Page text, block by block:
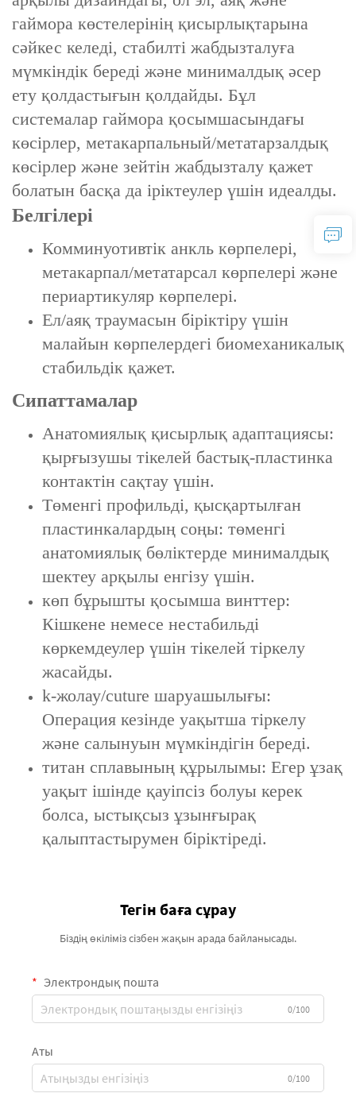
гаймора көстелерінің қисырлықтарына
сәйкес келеді, стабилті жабдызталуға
мүмкіндік береді және минималдық әсер
ету қолдастығын қолдайды. Бұл
системалар гаймора қосымшасындағы
көсірлер, метакарпальный/метатарзалдық
көсірлер және зейтін жабдызталу қажет
болатын басқа да іріктеулер үшін идеалды.
Белгілері
‌Комминуотивтік анкль көрпелері‌,
‌метакарпал/метатарсал көрпелері‌ және
‌периартикуляр көрпелері‌.
‌Ел/аяқ траумасын біріктіру‌ үшін
малайын көрпелердегі биомеханикалық
стабильдік қажет.
Сипаттамалар
‌Анатомиялық қисырлық адаптациясы‌:
қырғызушы тікелей бастық-пластинка
контактін сақтау үшін.
‌Төменгі профильді, қысқартылған
пластинкалардың соңы‌: төменгі
анатомиялық бөліктерде минималдық
шектеу арқылы енгізу үшін.
көп бұрышты қосымша винттер:
Кішкене немесе нестабильді
көркемдеулер үшін тікелей тіркелу
жасайды.
k-жолау/сuture шаруашылығы:
Операция кезінде уақытша тіркелу
және салынуын мүмкіндігін береді.
титан сплавының құрылымы: Егер ұзақ
уақыт ішінде қауіпсіз болуы керек
болса, ыстықсыз ұзынғырақ
қалыптастырумен біріктіреді.
Тегін баға сұрау
Біздің өкіліміз сізбен жақын арада байланысады.
Электрондық пошта
0/100
Аты
0/100